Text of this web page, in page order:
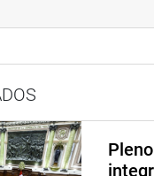
o contratos objeto
de forma obligatoria
puede constituir
completos de sus
de constitución
de veedurías